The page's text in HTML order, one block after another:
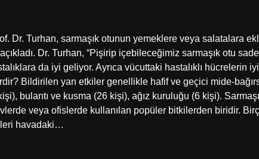
Dr. Turhan, sarmaşık otunun yemeklere veya salatalara
Dr. Turhan, “Pişirip içebileceğimiz sarmaşık otu
da iyi geliyor. Ayrıca vücuttaki hastalıklı hücrelerin
Bildirilen yan etkiler genellikle hafif ve geçici mide-
bulantı ve kusma (26 kişi), ağız kuruluğu (6 kişi).
veya ofislerde kullanılan popüler bitkilerden biridir.
havadaki…